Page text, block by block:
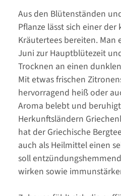
Aus den Blütenständen
Pflanze lässt sich einer der
Kräutertees bereiten. Man
Juni zur Hauptblütezeit
Trocknen an einen
Mit etwas frischen
hervorragend heiß oder
Aroma belebt und
Herkunftsländern
hat der Griechische
auch als Heilmittel einen
soll
wirken sowie